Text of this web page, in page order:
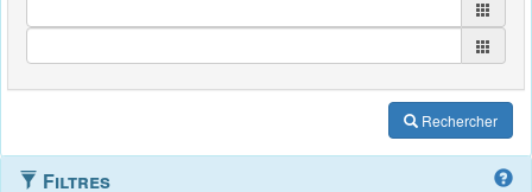
Rechercher
Filtres